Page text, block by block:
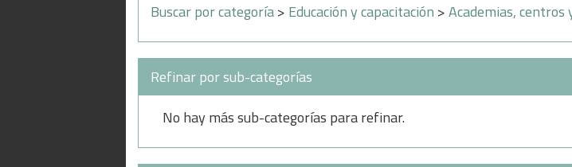
Buscar por categoría> Educación y capacitación >Academias, centros
Refinar por sub-categorías
No hay más sub-categorías para refinar.